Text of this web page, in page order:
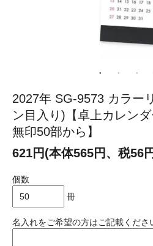
2027年 SG-9573 カラー
ン目入り)【卓上カレン
無印50部から】
621円(本体565円、税56
個数
冊
名入れをご希望の方はご記載くださ